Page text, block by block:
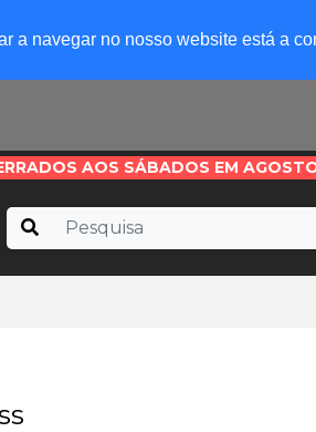
a navegar no nosso website está a
AOS SÁBADOS EM